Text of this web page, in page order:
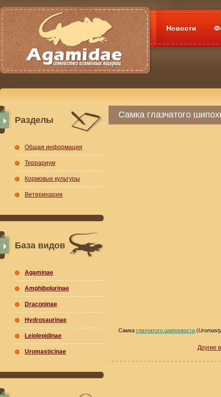
Новости
Разделы
Общая информация
Террариум
Кормовые культуры
Ветеринария
База видов
Agaminae
Amphibolurinae
Draconinae
Hydrosaurinae
Leiolepidinae
Uromasticinae
Самка глазчатого
Самка глазчатого шипохвоста (
Другие